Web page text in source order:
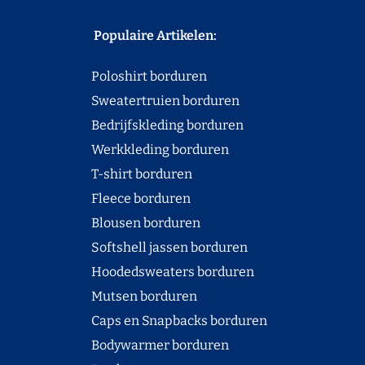
Populaire Artikelen:
Poloshirt borduren
Sweatertruien borduren
Bedrijfskleding borduren
Werkkleding borduren
T-shirt borduren
Fleece borduren
Blousen borduren
Softshell jassen borduren
Hoodedsweaters borduren
Mutsen borduren
Caps en Snapbacks borduren
Bodywarmer borduren